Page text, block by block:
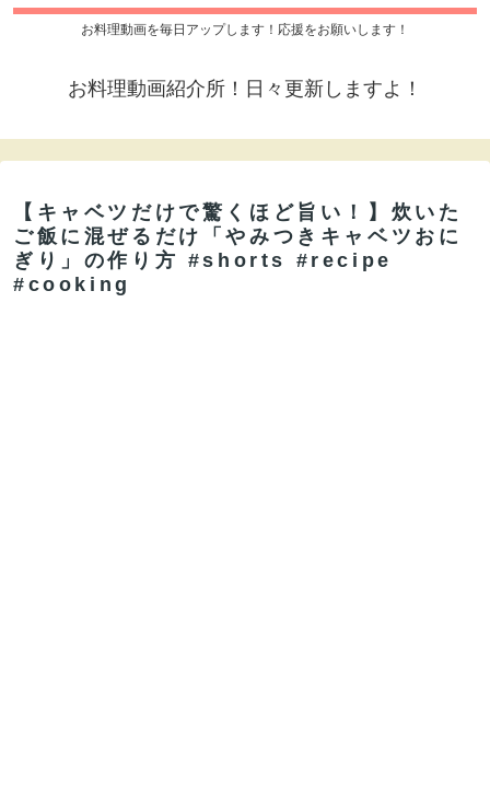
お料理動画を毎日アップします！応援をお願いします！
お料理動画紹介所！日々更新しますよ！
【キャベツだけで驚くほど旨い！】炊いた
ご飯に混ぜるだけ「やみつきキャベツおに
ぎり」の作り方 #shorts #recipe
#cooking